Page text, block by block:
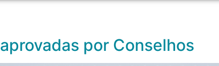
por Conselhos